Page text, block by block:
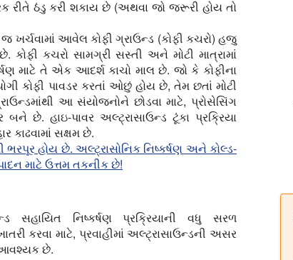
ઠંડુ કરી શકાય છે (અથવા જો જરૂરી હોય તો
ખર્ચવામાં આવેલ કોફી ગ્રાઉન્ડ (કોફી કચરો) હજુ
કચરો સામગ્રી સસ્તી અને મોટી માત્રામાં
માટે તે એક આદર્શ કાચો માલ છે. જો કે કોફીના
કોફી પાવડર કરતાં ઓછું હોય છે, તેમ છતાં મોટી
આ સંયોજનોને છોડવા માટે, પ્રોસેસિંગ
બને છે. હાઇ-પાવર અલ્ટ્રાસાઉન્ડ ટૂંકા પ્રક્રિયા
સક્ષમ છે.
હોય છે. અલ્ટ્રાસોનિક નિષ્કર્ષણ અને કોલ્ડ-
માટે ઉત્તમ તકનીક છે!
સહાયિત નિષ્કર્ષણ પ્રક્રિયાની વધુ સરળ
કરવા માટે, પ્રવાહીમાં અલ્ટ્રાસાઉન્ડની અસર
છે.